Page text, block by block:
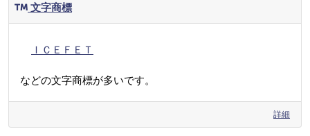
文字商標
ＩＣＥＦＥＴ
などの文字商標が多いです。
詳細